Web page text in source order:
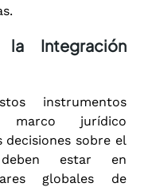
Integración
instrumentos
jurídico
decisiones sobre el
estar en
globales de